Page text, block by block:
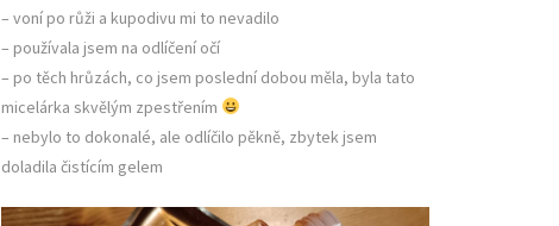
– voní po růži a kupodivu mi to nevadilo
– používala jsem na odlíčení očí
– po těch hrůzách, co jsem poslední dobou měla, byla tato
micelárka skvělým zpestřením
– nebylo to dokonalé, ale odlíčilo pěkně, zbytek jsem
doladila čistícím gelem